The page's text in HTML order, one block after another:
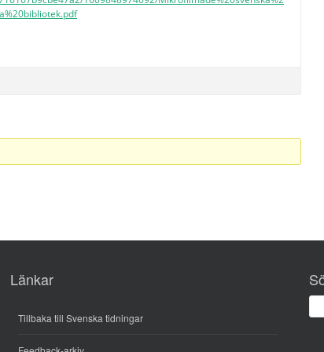
Länkar
Tillbaka till Svenska tidningar